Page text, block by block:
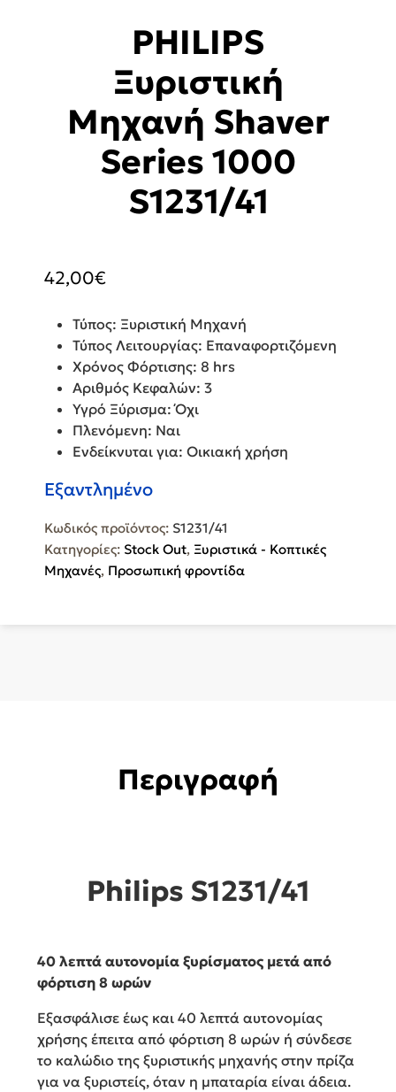
PHILIPS
Ξυριστική
Μηχανή Shaver
Series 1000
S1231/41
42,00€
Τύπος: Ξυριστική Μηχανή
Τύπος Λειτουργίας: Επαναφορτιζόμενη
Χρόνος Φόρτισης: 8 hrs
Αριθμός Κεφαλών: 3
Υγρό Ξύρισμα: Όχι
Πλενόμενη: Ναι
Ενδείκνυται για: Οικιακή χρήση
Εξαντλημένο
Κωδικός προϊόντος: S1231/41
Κατηγορίες: Stock Out, Ξυριστικά - Κοπτικές
Μηχανές, Προσωπική φροντίδα
Περιγραφή
Philips S1231/41
40 λεπτά αυτονομία ξυρίσματος μετά από
φόρτιση 8 ωρών
Εξασφάλισε έως και 40 λεπτά αυτονομίας
χρήσης έπειτα από φόρτιση 8 ωρών ή σύνδεσε
το καλώδιο της ξυριστικής μηχανής στην πρίζα
για να ξυριστείς, όταν η μπαταρία είναι άδεια.